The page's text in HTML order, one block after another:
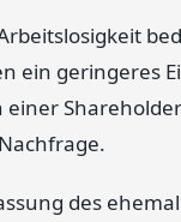
ein geringeres
des